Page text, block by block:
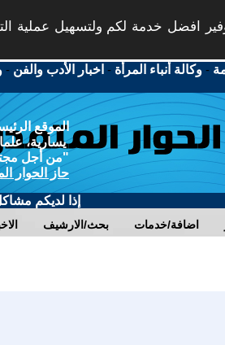
افضل خدمة لكم ولتسهيل عملية
-وكالة أنباء المرأة - اخبار الأدب والفن -
الموقع
يسارية،
"من أجل
حاز الحوار
إذا لديكم
بحث/الارشيف اضافة/خدمات